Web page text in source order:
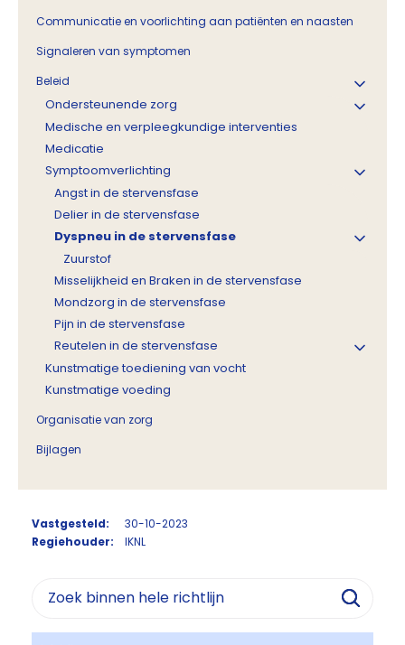
Communicatie en voorlichting aan patiënten en naasten
Signaleren van symptomen
Beleid
Ondersteunende zorg
Medische en verpleegkundige interventies
Medicatie
Symptoomverlichting
Angst in de stervensfase
Delier in de stervensfase
Dyspneu in de stervensfase
Zuurstof
Misselijkheid en Braken in de stervensfase
Mondzorg in de stervensfase
Pijn in de stervensfase
Reutelen in de stervensfase
Kunstmatige toediening van vocht
Kunstmatige voeding
Organisatie van zorg
Bijlagen
Vastgesteld:
30-10-2023
Regiehouder:
IKNL